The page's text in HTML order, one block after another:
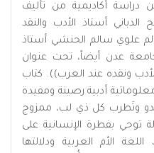
دراسة أكاديمية من تأليف
الدباني أستاذ الأدب والنقد
علوي سالم الحنشي أستاذ
عدن أيضاً، تحت عنوان
ونقده عند العرب)). كتاب
أدبية رصينة ومفيدة
وتَطرب كل ذي لب، ممزوج
توحي بفطرة الإنسانية على
الأم العربية ودلالتها